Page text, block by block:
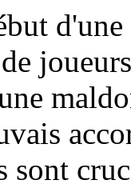
sont